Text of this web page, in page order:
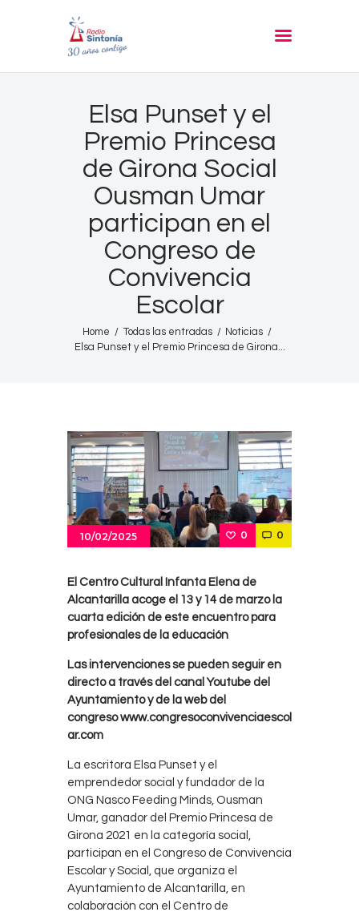
Elsa Punset y el
Premio Princesa
de Girona Social
Ousman Umar
participan en el
Congreso de
Convivencia
Escolar
Home Todas las entradas
Noticias
Elsa Punset y el Premio Princesa de Girona...
RADIO SINTONIA
Inicio
Informativos
Entrevistas
Noticias
PROGRAMACIÓN
Nuestra Historia
10/02/2025 0 0
El Centro Cultural Infanta Elena de
Alcantarilla acoge el 13 y 14 de marzo la
cuarta edición de este encuentro para
profesionales de la educación
Las intervenciones se pueden seguir en
directo a través del canal Youtube del
Ayuntamiento y de la web del
congresowww.congresoconvivenciaescol
ar.com
La escritora Elsa Punset y el
emprendedor social y fundador de la
ONG Nasco Feeding Minds, Ousman
Umar, ganador del Premio Princesa de
Girona 2021 en la categoría social,
participan en el Congreso de Convivencia
Escolar y Social, que organiza el
Ayuntamiento de Alcantarilla, en
colaboración con el Centro de